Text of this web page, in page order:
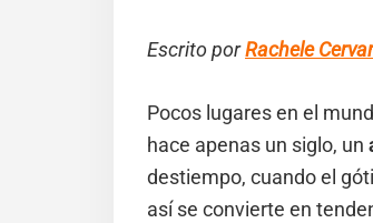
Escrito porRachele
Pocos lugares en el
hace apenas un siglo, un
destiempo, cuando el
así se convierte en